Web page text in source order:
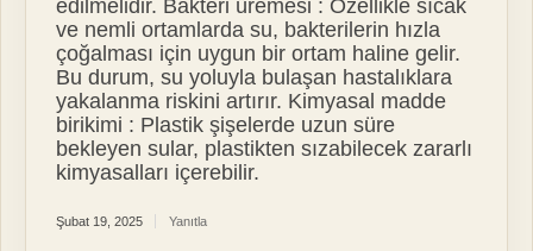
edilmelidir. Bakteri üremesi : Özellikle sıcak
ve nemli ortamlarda su, bakterilerin hızla
çoğalması için uygun bir ortam haline gelir.
Bu durum, su yoluyla bulaşan hastalıklara
yakalanma riskini artırır. Kimyasal madde
birikimi : Plastik şişelerde uzun süre
bekleyen sular, plastikten sızabilecek zararlı
kimyasalları içerebilir.
Şubat 19, 2025 Yanıtla